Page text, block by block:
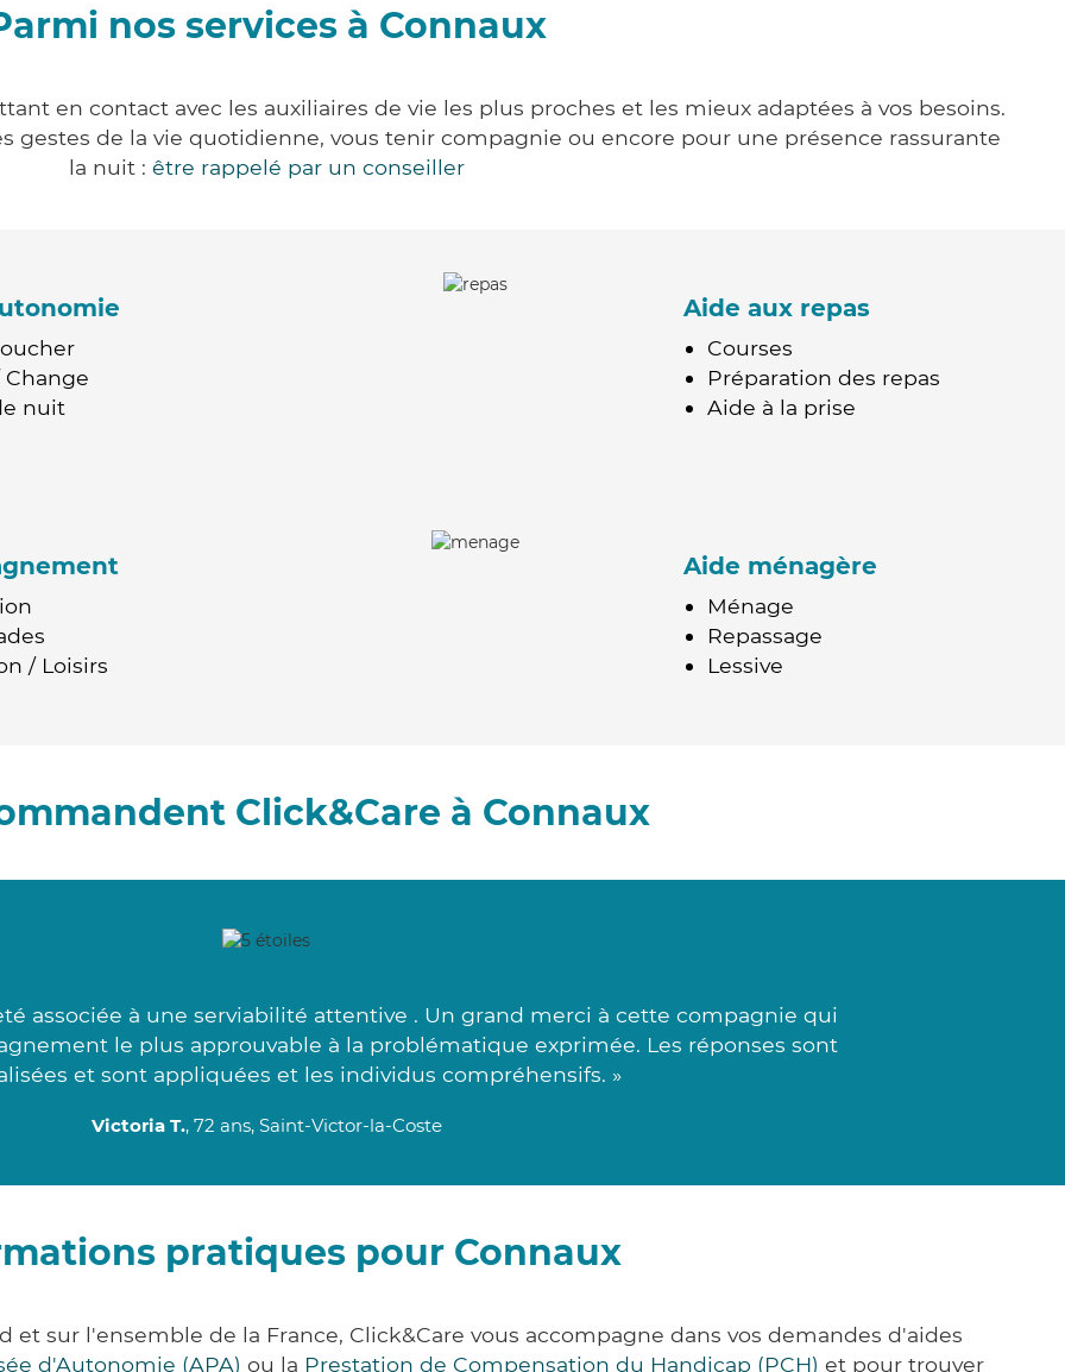
nos services à Connaux
en contact avec les auxiliaires de vie les plus proches et les mieux adaptées à vos besoins.
gestes de la vie quotidienne, vous tenir compagnie ou encore pour une présence rassurante
la nuit : être rappelé par un conseiller
nuit
Aide aux repas
Courses
Préparation des repas
Aide à la prise
/ Loisirs
Aide ménagère
Ménage
Repassage
Lessive
Click&Care à Connaux
associée à une serviabilité attentive . Un grand merci à cette compagnie qui
le plus approuvable à la problématique exprimée. Les réponses sont
et sont appliquées et les individus compréhensifs. »
Victoria T., 72 ans, Saint-Victor-la-Coste
pratiques pour Connaux
et sur l'ensemble de la France, Click&Care vous accompagne dans vos demandes d'aides
d'Autonomie (APA) ou la Prestation de Compensation du Handicap (PCH) et pour trouver